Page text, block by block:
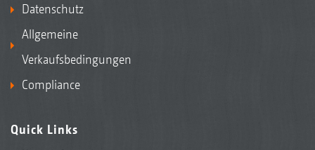
Datenschutz
Allgemeine
Verkaufsbedingungen
Compliance
Quick Links